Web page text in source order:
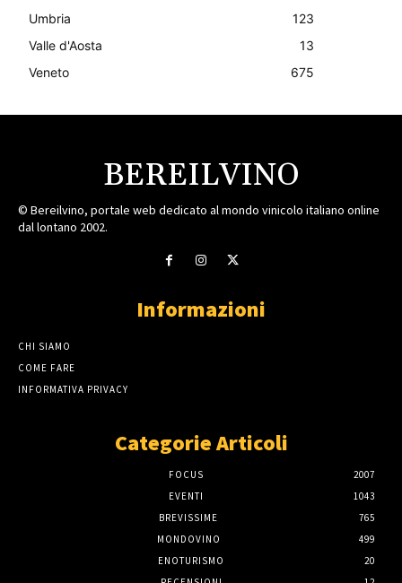
Umbria
123
Valle d'Aosta
13
Veneto
675
BEREILVINO
© Bereilvino, portale web dedicato al mondo vinicolo italiano online
dal lontano 2002.
Informazioni
CHI SIAMO
COME FARE
INFORMATIVA PRIVACY
Categorie Articoli
FOCUS
2007
EVENTI
1043
BREVISSIME
765
MONDOVINO
499
ENOTURISMO
20